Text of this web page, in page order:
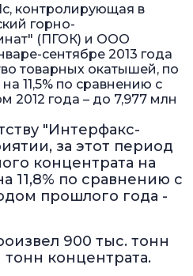
контролирующая в
горно-
(ПГОК) и ООО
сентябре 2013 года
товарных окатышей, по
11,5% по сравнению с
2012 года – до 7,977 млн
"Интерфакс-
за этот период
концентрата на
11,8% по сравнению с
прошлого года -
900 тыс. тонн
концентрата.